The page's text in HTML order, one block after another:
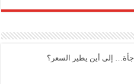
إلى أين يطير السعر؟